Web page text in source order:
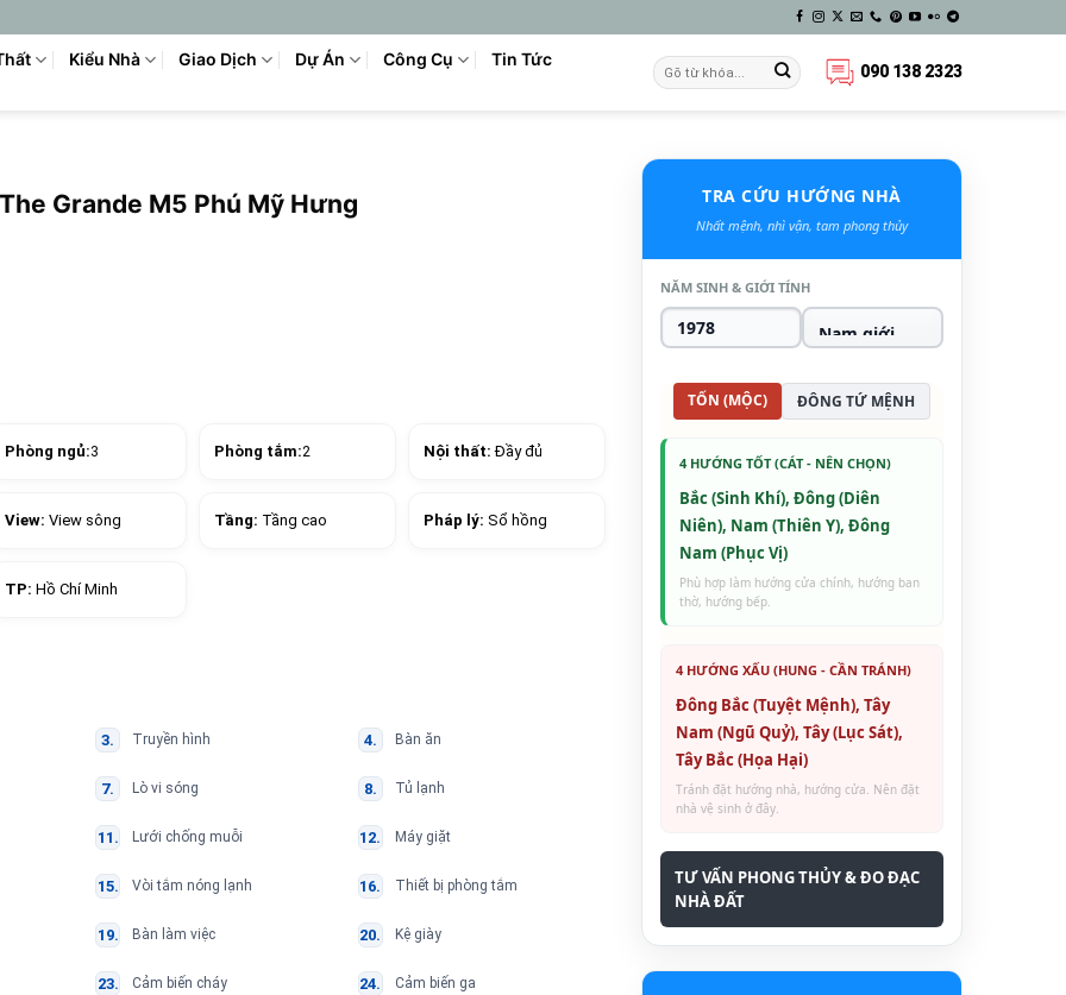
Kiểu Nhà Giao Dịch Dự Án Công Cụ Tin Tức
090 138 2323
Grande M5 Phú Mỹ Hưng
Phòng ngủ:3 Phòng tắm:2 Nội thất:Đầy đủ
View: View sông Tầng: Tầng cao Pháp lý: Sổ hồng
TP: Hồ Chí Minh
Truyền hình Bàn ăn
Lò vi sóng Tủ lạnh
Lưới chống muỗi Máy giặt
Vòi tắm nóng lạnh Thiết bị phòng tắm
Bàn làm việc Kệ giày
Cảm biến cháy Cảm biến ga
TRA CỨU HƯỚNG NHÀ
Nhất mệnh, nhì vận, tam phong thủy
NĂM SINH & GIỚI TÍNH
TỐN (MỘC) ĐÔNG TỨ MỆNH
4 HƯỚNG TỐT (CÁT - NÊN CHỌN)
Bắc (Sinh Khí), Đông (Diên
Niên), Nam (Thiên Y), Đông
Nam (Phục Vị)
Phù hợp làm hướng cửa chính, hướng ban
thờ, hướng bếp.
4 HƯỚNG XẤU (HUNG - CẦN TRÁNH)
Đông Bắc (Tuyệt Mệnh), Tây
Nam (Ngũ Quỷ), Tây (Lục Sát),
Tây Bắc (Họa Hại)
Tránh đặt hướng nhà, hướng cửa. Nên đặt
nhà vệ sinh ở đây.
TƯ VẤN PHONG THỦY & ĐO ĐẠC
NHÀ ĐẤT